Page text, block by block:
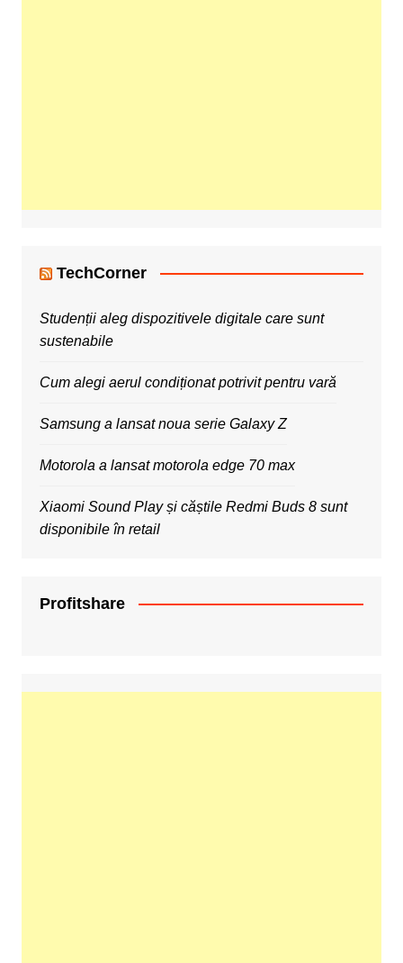
TechCorner
Studenții aleg dispozitivele digitale care sunt
sustenabile
Cum alegi aerul condiționat potrivit pentru vară
Samsung a lansat noua serie Galaxy Z
Motorola a lansat motorola edge 70 max
Xiaomi Sound Play și căștile Redmi Buds 8 sunt
disponibile în retail
Profitshare